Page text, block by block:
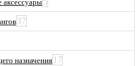
аксессуары
37
назначения 17